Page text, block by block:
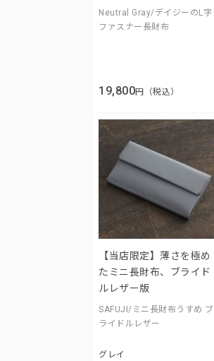
Neutral Gray/デイジーのL字
ファスナー長財布
19,800円（税込）
【当店限定】薄さを極め
たミニ長財布、ブライド
ルレザー版
SAFUJI/ミニ長財布うすめ ブ
ライドルレザー
グレイ